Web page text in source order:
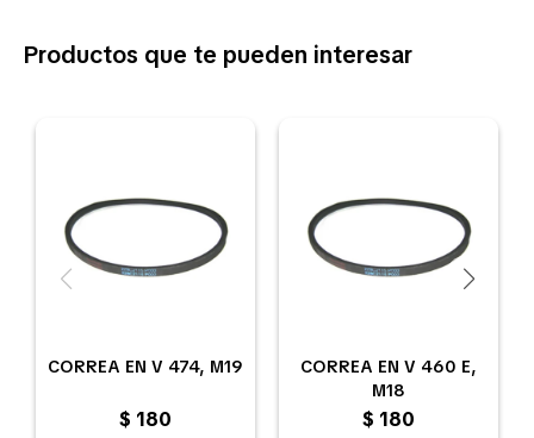
Productos que te pueden interesar
CORREA EN V 474, M19
$ 180
CORREA EN V 460 E,
M18
$ 180